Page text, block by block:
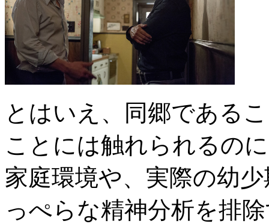
とはいえ、同郷である
ことには触れられるの
家庭環境や、実際の幼
っぺらな精神分析を排